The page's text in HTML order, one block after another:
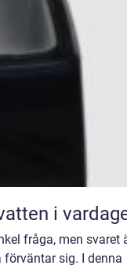
i
fråga, men svaret
sig. I denna